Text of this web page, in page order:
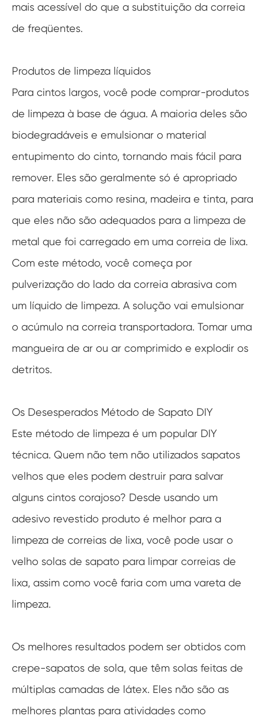
mais acessível do que a substituição da correia
de freqüentes.
Produtos de limpeza líquidos
Para cintos largos, você pode comprar-produtos
de limpeza à base de água. A maioria deles são
biodegradáveis e emulsionar o material
entupimento do cinto, tornando mais fácil para
remover. Eles são geralmente só é apropriado
para materiais como resina, madeira e tinta, para
que eles não são adequados para a limpeza de
metal que foi carregado em uma correia de lixa.
Com este método, você começa por
pulverização do lado da correia abrasiva com
um líquido de limpeza. A solução vai emulsionar
o acúmulo na correia transportadora. Tomar uma
mangueira de ar ou ar comprimido e explodir os
detritos.
Os Desesperados Método de Sapato DIY
Este método de limpeza é um popular DIY
técnica. Quem não tem não utilizados sapatos
velhos que eles podem destruir para salvar
alguns cintos corajoso? Desde usando um
adesivo revestido produto é melhor para a
limpeza de correias de lixa, você pode usar o
velho solas de sapato para limpar correias de
lixa, assim como você faria com uma vareta de
limpeza.
Os melhores resultados podem ser obtidos com
crepe-sapatos de sola, que têm solas feitas de
múltiplas camadas de látex. Eles não são as
melhores plantas para atividades como